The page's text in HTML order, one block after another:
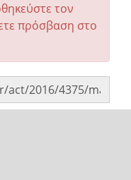
τον
πρόσβαση στο